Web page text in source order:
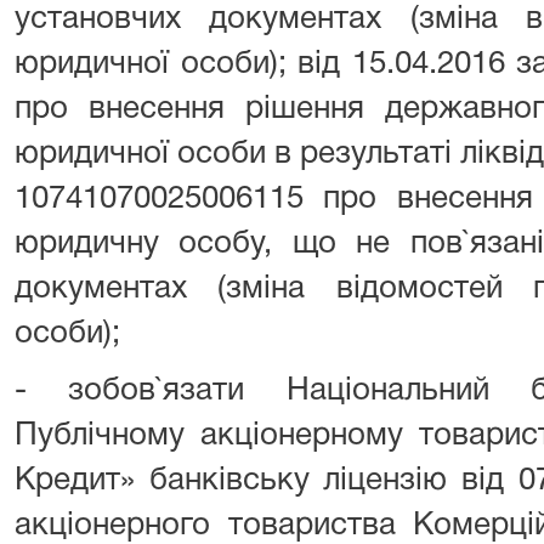
установчих документах (зміна
юридичної особи); від 15.04.2016
про внесення рішення
юридичної особи в результаті
10741070025006115 про
юридичну особу, що не
документах (зміна відомостей
особи);
- зобов`язати Національний
Публічному акціонерному
Кредит» банківську ліцензію
акціонерного товариства